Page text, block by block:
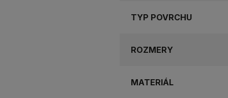
TYP POVRCHU
ROZMERY
MATERIÁL